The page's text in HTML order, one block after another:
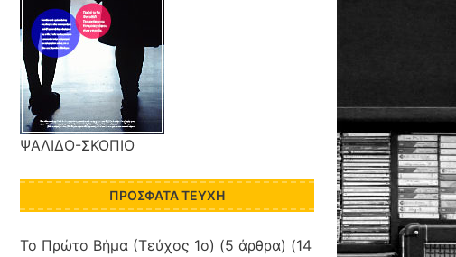
ΨΑΛΙΔΟ-ΣΚΟΠΙΟ
ΠΡΌΣΦΑΤΑ ΤΕΎΧΗ
Το Πρώτο Βήμα (Τεύχος 1ο) (5 άρθρα) (14